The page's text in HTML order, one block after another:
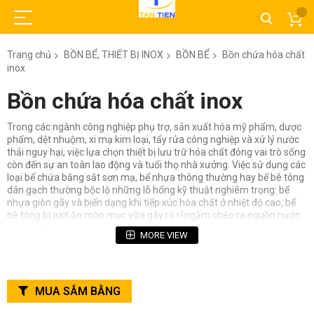
Trang chủ BỒN BỂ, THIẾT BỊ INOX BỒN BỂ
Bồn chứa hóa chất
inox
Bồn chứa hóa chất inox
Trong các ngành công nghiệp phụ trợ, sản xuất hóa mỹ phẩm, dược
phẩm, dệt nhuộm, xi mạ kim loại, tẩy rửa công nghiệp và xử lý nước
thải nguy hại, việc lựa chọn thiết bị lưu trữ hóa chất đóng vai trò sống
còn đến sự an toàn lao động và tuổi thọ nhà xưởng. Việc sử dụng các
loại bể chứa bằng sắt sơn mạ, bể nhựa thông thường hay bể bê tông
dán gạch thường bộc lộ những lỗ hổng kỹ thuật nghiêm trọng: bể
nhựa giòn gãy và biến dạng khi tiếp xúc hóa chất ở nhiệt độ cao, bể
bê tông bị axit ăn mòn mục vữa gây rò rỉ ngấm chéo ra nguồn nước
Bể chứa hóa chất inoxra đời như một giải pháp công nghệ
vật liệu đỉnh cao, triệt tiêu hoàn toàn nguy cơ rò rỉ hóa chất, chịu nhiệt
Thương Tân Tiến mang đến cái nhìn toàn diện từ cấu tạo, phân loại
mác thép, công thức tính dung tích, bảng tra quy cách chuẩn cho tới
bảng báo giá gia công mới nhất.
MORE VIEW
MUA SẮM BẰNG